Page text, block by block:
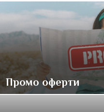
Промо оферти